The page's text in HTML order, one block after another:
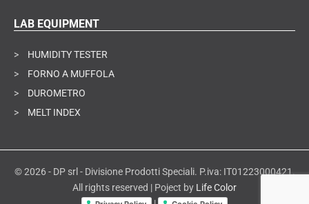
LAB EQUIPMENT
>
HUMIDITY TESTER
>
FORNO A MUFFOLA
>
DUROMETRO
>
MELT INDEX
© 2026 - DP srl - Divisione Prodotti Speciali. P.iva: IT01223000421.
All rights reserved | Poject by Life Color